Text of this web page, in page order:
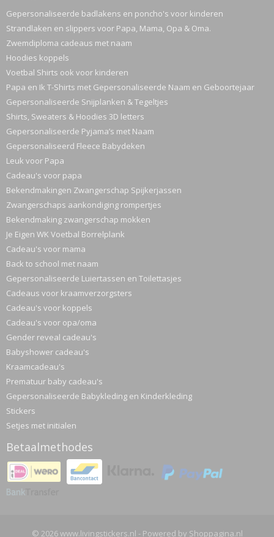
Gepersonaliseerde badlakens en poncho's voor kinderen
Strandlaken en slippers voor Papa, Mama, Opa & Oma.
Zwemdiploma cadeaus met naam
Hoodies koppels
Voetbal Shirts ook voor kinderen
Papa en Ik T-Shirts met Gepersonaliseerde Naam en Geboortejaar
Gepersonaliseerde Snijplanken & Tegeltjes
Shirts, Sweaters & Hoodies 3D letters
Gepersonaliseerde Pyjama’s met Naam
Gepersonaliseerd Fleece Babydeken
Leuk voor Papa
Cadeau's voor papa
Bekendmakingen Zwangerschap Spijkerjassen
Zwangerschaps aankondiging rompertjes
Bekendmaking zwangerschap mokken
Je Eigen WK Voetbal Borrelplank
Cadeau's voor mama
Back to school met naam
Gepersonaliseerde Luiertassen en Toilettasjes
Cadeaus voor kraamverzorgsters
Cadeau's voor koppels
Cadeau's voor opa/oma
Gender reveal cadeau's
Babyshower cadeau's
Kraamcadeau's
Prematuur baby cadeau's
Gepersonaliseerde Babykleding en Kinderkleding
Stickers
Setjes met initialen
Betaalmethodes
© 2026 www.livingstickers.nl - Powered by Shoppagina.nl